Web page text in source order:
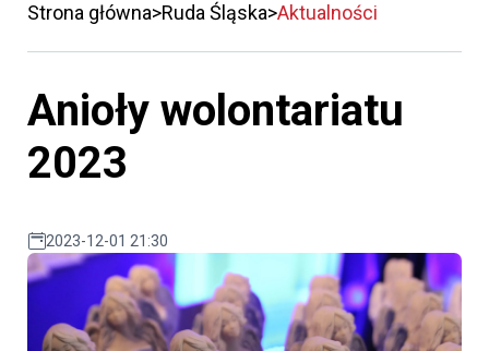
Strona główna Ruda Śląska Aktualności
Anioły wolontariatu
2023
2023-12-01 21:30